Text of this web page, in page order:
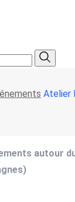
Atelier
autour